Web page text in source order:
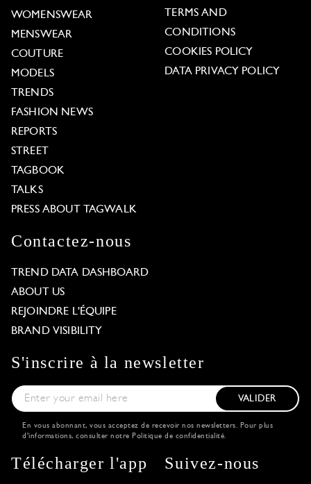
WOMENSWEAR
MENSWEAR
COUTURE
MODELS
TRENDS
FASHION NEWS
REPORTS
STREET
TAGBOOK
TALKS
PRESS ABOUT TAGWALK
TERMS AND
CONDITIONS
COOKIES POLICY
DATA PRIVACY POLICY
Contactez-nous
TREND DATA DASHBOARD
ABOUT US
REJOINDRE L'ÉQUIPE
BRAND VISIBILITY
S'inscrire à la newsletter
VALIDER
En vous abonnant, vous acceptez de recevoir nos newsletters. Pour plus
d'informations, consulter notre Politique de confidentialité.
Télécharger l'app Suivez-nous